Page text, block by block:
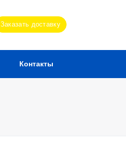
Заказать доставку
Контакты